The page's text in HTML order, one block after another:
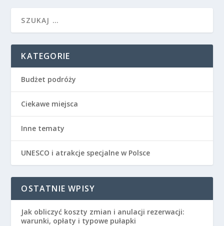
KATEGORIE
Budżet podróży
Ciekawe miejsca
Inne tematy
UNESCO i atrakcje specjalne w Polsce
OSTATNIE WPISY
Jak obliczyć koszty zmian i anulacji rezerwacji:
warunki, opłaty i typowe pułapki